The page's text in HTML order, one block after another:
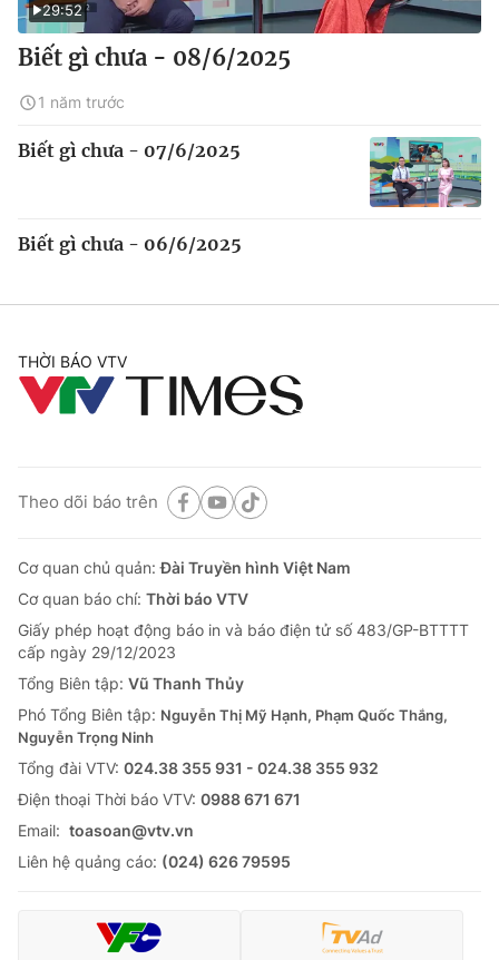
29:52
Biết gì chưa - 08/6/2025
1 năm trước
Biết gì chưa - 07/6/2025
Biết gì chưa - 06/6/2025
THỜI BÁO VTV
Theo dõi báo trên
Cơ quan chủ quản:Đài Truyền hình Việt Nam
Cơ quan báo chí: Thời báo VTV
Giấy phép hoạt động báo in và báo điện tử số 483/GP-BTTTT
cấp ngày 29/12/2023
Tổng Biên tập: Vũ Thanh Thủy
Phó Tổng Biên tập: Nguyễn Thị Mỹ Hạnh, Phạm Quốc Thắng,
Nguyễn Trọng Ninh
Tổng đài VTV: 024.38 355 931 - 024.38 355 932
Ðiện thoại Thời báo VTV: 0988 671 671
Email: toasoan@vtv.vn
Liên hệ quảng cáo: (024) 626 79595